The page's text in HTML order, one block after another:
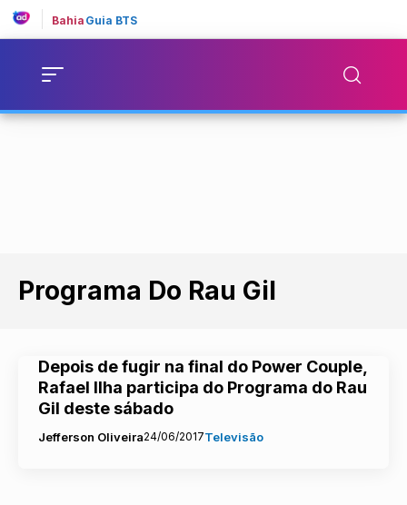
Bahia Guia BTS
Programa Do Rau Gil
Depois de fugir na final do Power Couple,
Rafael Ilha participa do Programa do Rau
Gil deste sábado
Jefferson Oliveira24/06/2017Televisão